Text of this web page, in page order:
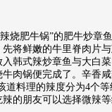
烧肥牛锅”的肥牛炒章
将鲜嫩的牛里脊肉片
韩式辣炒章鱼与大白
肉锅便完成了。辛香
道料理的辣度分为4个
的朋友可以选择微辣